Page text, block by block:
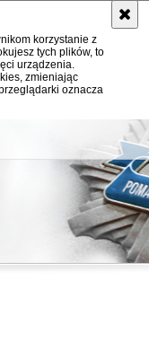
korzystanie z
tych plików, to
urządzenia.
zmieniając
oznacza